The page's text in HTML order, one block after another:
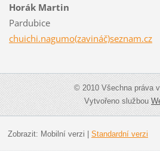
Horák Martin
Pardubice
chuichi.nagumo(zavináč)seznam.cz
© 2010 Všechna práva
Vytvořeno službou
Zobrazit: Mobilní verzi Standardní verzi